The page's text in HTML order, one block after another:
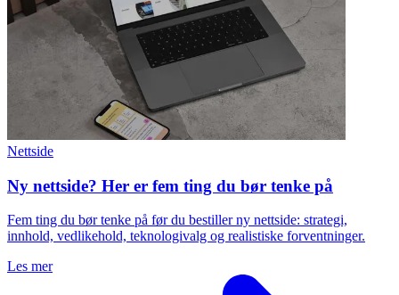
Nettside
Ny nettside? Her er fem ting du bør tenke på
Fem ting du bør tenke på før du bestiller ny nettside: strategi,
innhold, vedlikehold, teknologivalg og realistiske forventninger.
Les mer